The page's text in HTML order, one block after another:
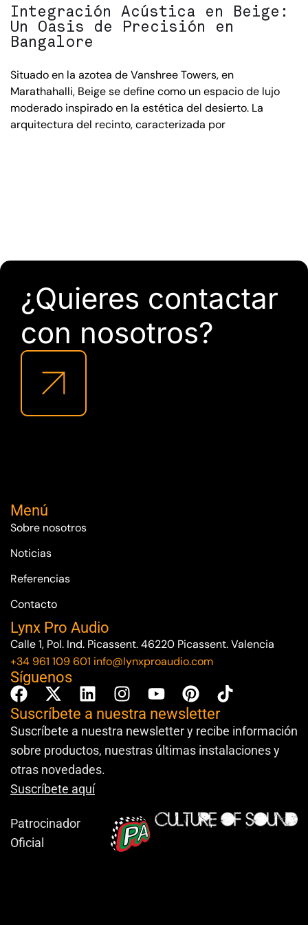
Integración Acústica en Beige:
Un Oasis de Precisión en
Bangalore
Situado en la azotea de Vanshree Towers, en
Marathahalli, Beige se define como un espacio de lujo
moderado inspirado en la estética del desierto. La
arquitectura del recinto, caracterizada por
¿Quieres contactar
con nosotros?
Menú
Sobre nosotros
Noticias
Referencias
Contacto
Lynx Pro Audio
Calle 1, Pol. Ind. Picassent. 46220 Picassent. Valencia
+34 961 109 601 info@lynxproaudio.com
Síguenos
Suscríbete a nuestra newsletter
Suscríbete a nuestra newsletter y recibe información
sobre productos, nuestras últimas instalaciones y
otras novedades.
Suscríbete aquí
Patrocinador
Oficial